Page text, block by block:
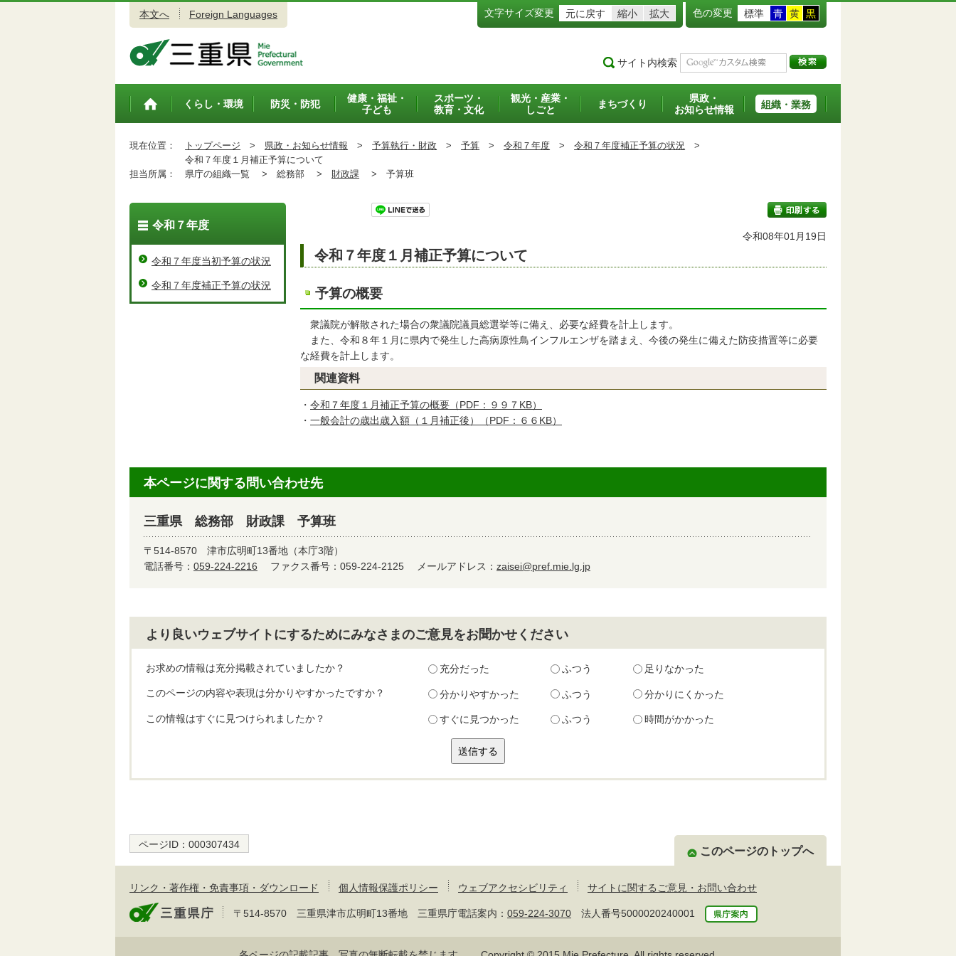
本文へ Foreign Languages 文字サイズ変更 元に戻す 縮小 拡大 色の変更 標準 青 黄 黒
サイト内検索
トップペ
くらし・環境 防災・防犯
健康・福祉・
子ども
スポーツ・
教育・文化
観光・産業・
しごと
まちづくり
県政・
お知らせ情報
組織・業務
現在位置： トップページ > 県政・お知らせ情報 > 予算執行・財政 > 予算 > 令和７年度 > 令和７年度補正予算の状況 >
令和７年度１月補正予算について
担当所属：
県庁の組織一覧 > 総務部 > 財政課 > 予算班
印刷する
令和08年01月19日
令和７年度１月補正予算について
予算の概要
衆議院が解散された場合の衆議院議員総選挙等に備え、必要な経費を計上します。
また、令和８年１月に県内で発生した高病原性鳥インフルエンザを踏まえ、今後の発生に備えた防疫措置等に必要
な経費を計上します。
関連資料
・ 令和７年度１月補正予算の概要（PDF：９９７KB）
・ 一般会計の歳出歳入額（１月補正後）（PDF：６６KB）
令和７年度
令和７年度当初予算の状況
令和７年度補正予算の状況
本ページに関する問い合わせ先
三重県 総務部 財政課 予算班
〒514-8570 津市広明町13番地（本庁3階）
電話番号： 059-224-2216 ファクス番号：059-224-2125 メールアドレス： zaisei@pref.mie.lg.jp
より良いウェブサイトにするためにみなさまのご意見をお聞かせください
お求めの情報は充分掲載されていましたか？ 充分だった ふつう 足りなかった
このページの内容や表現は分かりやすかったですか？ 分かりやすかった ふつう 分かりにくかった
この情報はすぐに見つけられましたか？ すぐに見つかった ふつう 時間がかかった
ページID： 000307434
このページのトップへ
リンク・著作権・免責事項・ダウンロード 個人情報保護ポリシー ウェブアクセシビリティ サイトに関するご意見・お問い合わせ
〒514-8570 三重県津市広明町13番地 三重県庁電話案内： 059-224-3070 法人番号5000020240001